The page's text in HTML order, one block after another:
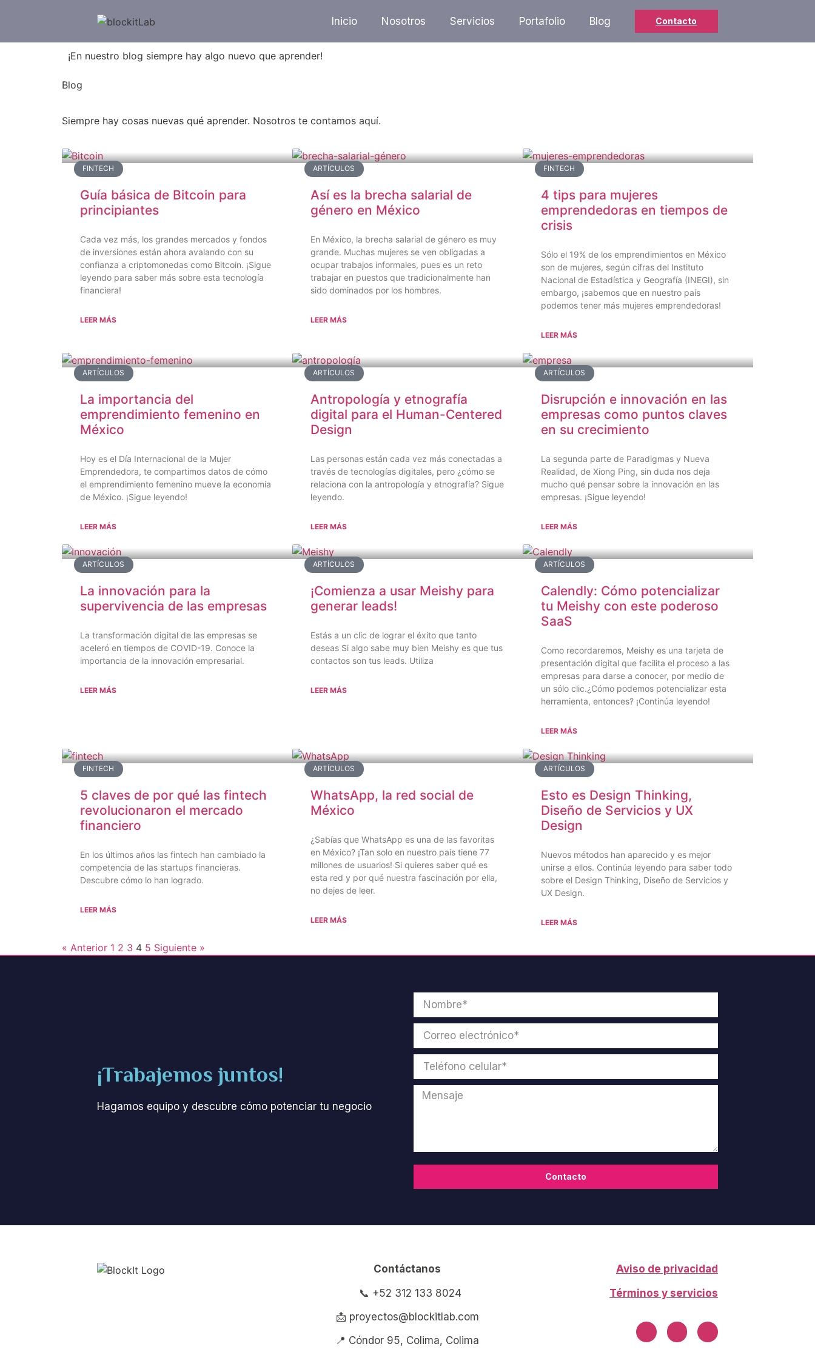
Inicio Nosotros Servicios Portafolio Blog Contacto
¡En nuestro blog siempre hay algo nuevo que aprender!
Blog
Siempre hay cosas nuevas qué aprender. Nosotros te contamos aquí.
FINTECH
Guía básica de Bitcoin para
principiantes
Cada vez más, los grandes mercados y fondos
de inversiones están ahora avalando con su
confianza a criptomonedas como Bitcoin. ¡Sigue
leyendo para saber más sobre esta tecnología
financiera!
LEER MÁS
ARTÍCULOS
Así es la brecha salarial de
género en México
En México, la brecha salarial de género es muy
grande. Muchas mujeres se ven obligadas a
ocupar trabajos informales, pues es un reto
trabajar en puestos que tradicionalmente han
sido dominados por los hombres.
LEER MÁS
FINTECH
4 tips para mujeres
emprendedoras en tiempos de
crisis
Sólo el 19% de los emprendimientos en México
son de mujeres, según cifras del Instituto
Nacional de Estadística y Geografía (INEGI), sin
embargo, ¡sabemos que en nuestro país
podemos tener más mujeres emprendedoras!
LEER MÁS
ARTÍCULOS
La importancia del
emprendimiento femenino en
México
Hoy es el Día Internacional de la Mujer
Emprendedora, te compartimos datos de cómo
el emprendimiento femenino mueve la economía
de México. ¡Sigue leyendo!
LEER MÁS
ARTÍCULOS
Antropología y etnografía
digital para el Human-Centered
Design
Las personas están cada vez más conectadas a
través de tecnologías digitales, pero ¿cómo se
relaciona con la antropología y etnografía? Sigue
leyendo.
LEER MÁS
ARTÍCULOS
Disrupción e innovación en las
empresas como puntos claves
en su crecimiento
La segunda parte de Paradigmas y Nueva
Realidad, de Xiong Ping, sin duda nos deja
mucho qué pensar sobre la innovación en las
empresas. ¡Sigue leyendo!
LEER MÁS
ARTÍCULOS
La innovación para la
supervivencia de las empresas
La transformación digital de las empresas se
aceleró en tiempos de COVID-19. Conoce la
importancia de la innovación empresarial.
LEER MÁS
ARTÍCULOS
¡Comienza a usar Meishy para
generar leads!
Estás a un clic de lograr el éxito que tanto
deseas Si algo sabe muy bien Meishy es que tus
contactos son tus leads. Utiliza
LEER MÁS
ARTÍCULOS
Calendly: Cómo potencializar
tu Meishy con este poderoso
SaaS
Como recordaremos, Meishy es una tarjeta de
presentación digital que facilita el proceso a las
empresas para darse a conocer, por medio de
un sólo clic.¿Cómo podemos potencializar esta
herramienta, entonces? ¡Continúa leyendo!
LEER MÁS
FINTECH
5 claves de por qué las fintech
revolucionaron el mercado
financiero
En los últimos años las fintech han cambiado la
competencia de las startups financieras.
Descubre cómo lo han logrado.
LEER MÁS
ARTÍCULOS
WhatsApp, la red social de
México
¿Sabías que WhatsApp es una de las favoritas
en México? ¡Tan solo en nuestro país tiene 77
millones de usuarios! Si quieres saber qué es
esta red y por qué nuestra fascinación por ella,
no dejes de leer.
LEER MÁS
ARTÍCULOS
Esto es Design Thinking,
Diseño de Servicios y UX
Design
Nuevos métodos han aparecido y es mejor
unirse a ellos. Continúa leyendo para saber todo
sobre el Design Thinking, Diseño de Servicios y
UX Design.
LEER MÁS
« Anterior 1 2 3 4 5 Siguiente »
¡Trabajemos juntos!
Hagamos equipo y descubre cómo potenciar tu negocio
Contacto
Contáctanos
📞 +52 312 133 8024
📩 proyectos@blockitlab.com
📍 Cóndor 95, Colima, Colima
Aviso de privacidad
Términos y servicios